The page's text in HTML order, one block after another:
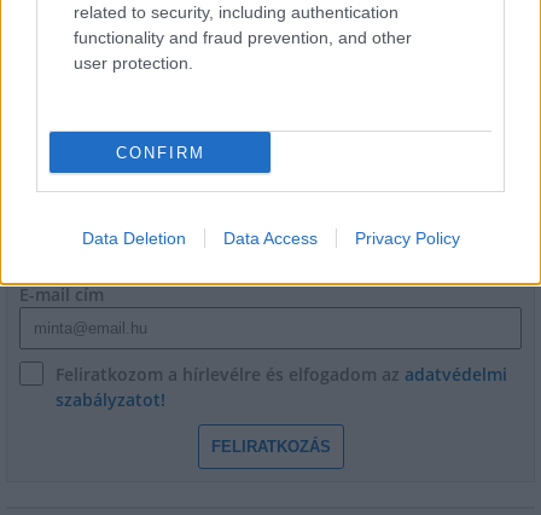
related to security, including authentication
functionality and fraud prevention, and other
user protection.
CONFIRM
Data Deletion Data Access Privacy Policy
E-mail cím
Feliratkozom a hírlevélre és elfogadom az adatvédelmi
szabályzatot!
FELIRATKOZÁS